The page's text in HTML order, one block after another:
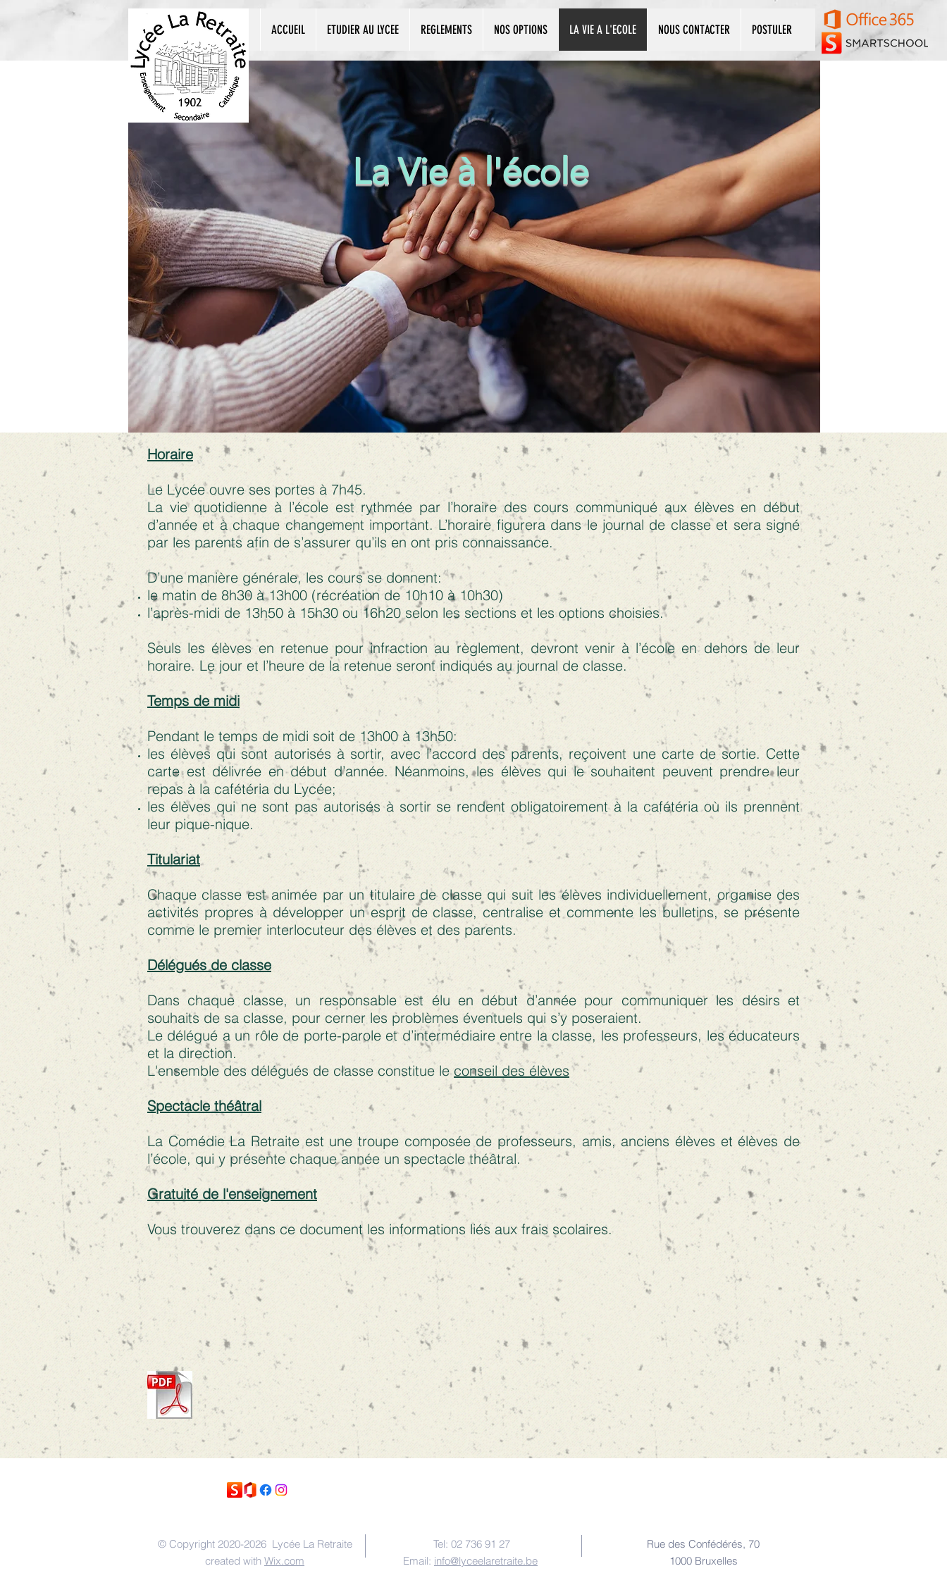
ACCUEIL ETUDIER AU LYCEE REGLEMENTS NOS OPTIONS LA VIE A L'ECOLE NOUS CONTACTER POSTULER
La Vie à l'école
Horaire
Le Lycée ouvre ses portes à 7h45.
La vie quotidienne à l’école est rythmée par l’horaire des cours communiqué aux élèves en début
d’année et à chaque changement important. L’horaire figurera dans le journal de classe et sera signé
par les parents afin de s’assurer qu’ils en ont pris connaissance.
D’une manière générale, les cours se donnent:
le matin de 8h30 à 13h00 (récréation de 10h10 à 10h30)
l’après-midi de 13h50 à 15h30 ou 16h20 selon les sections et les options choisies.
Seuls les élèves en retenue pour infraction au règlement, devront venir à l’école en dehors de leur
horaire. Le jour et l’heure de la retenue seront indiqués au journal de classe.
Temps de midi
Pendant le temps de midi soit de 13h00 à 13h50:
les élèves qui sont autorisés à sortir, avec l’accord des parents, reçoivent une carte de sortie. Cette
carte est délivrée en début d’année. Néanmoins, les élèves qui le souhaitent peuvent prendre leur
repas à la cafétéria du Lycée;
les élèves qui ne sont pas autorisés à sortir se rendent obligatoirement à la cafétéria où ils prennent
leur pique-nique.
Titulariat
Chaque classe est animée par un titulaire de classe qui suit les élèves individuellement, organise des
activités propres à développer un esprit de classe, centralise et commente les bulletins, se présente
comme le premier interlocuteur des élèves et des parents.
Délégués de classe
Dans chaque classe, un responsable est élu en début d’année pour communiquer les désirs et
souhaits de sa classe, pour cerner les problèmes éventuels qui s’y poseraient.
Le délégué a un rôle de porte-parole et d’intermédiaire entre la classe, les professeurs, les éducateurs
et la direction.
L'ensemble des délégués de classe constitue leconseil des élèves
Spectacle théâtral
La Comédie La Retraite est une troupe composée de professeurs, amis, anciens élèves et élèves de
l’école, qui y présente chaque année un spectacle théâtral.
Gratuité de l'enseignement
Vous trouverez dans ce document les informations liés aux frais scolaires.
© Copyright 2020-2026 Lycée La Retraite
created with Wix.com
Tel: 02 736 91 27
Email: info@lyceelaretraite.be
Rue des Confédérés, 70
1000 Bruxelles